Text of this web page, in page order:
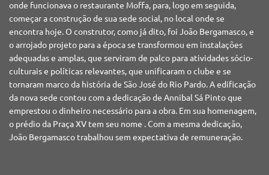
onde funcionava o restaurante Moffa, para, logo em seguida,
começar a construção de sua sede social, no local onde se
encontra hoje. O construtor, como já dito, foi João Bergamasco, e
o arrojado projeto para a época se transformou em instalações
adequadas e amplas, que serviram de palco para atividades sócio-
culturais e políticas relevantes, que unificaram o clube e se
tornaram marco da história de São José do Rio Pardo. A edificação
da nova sede contou com a dedicação de Annibal Sá Pinto que
emprestou o dinheiro necessário para a obra. Em sua homenagem,
o prédio da Praça XV tem seu nome . Com a mesma dedicação,
João Bergamasco trabalhou sem expectativa de remuneração.